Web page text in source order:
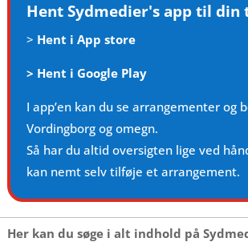
Hent Sydmedier's app til din
> Hent i App store
> Hent i Google Play
I app’en kan du se arrangementer og
Vordingborg og omegn.
Så har du altid oversigten lige ved
kan nemt selv tilføje et arrangement.
Her kan du søge i alt indhold på